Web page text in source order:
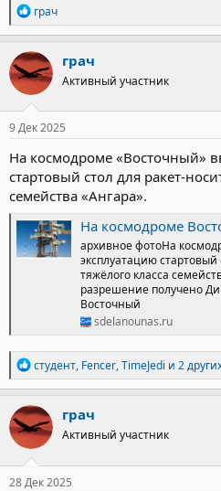
Р
е
а
к
ц
и
и
:
грач
грач
Активный участник
9 Дек 2025
На космодроме «Восточный»
стартовый стол для ракет-
семейства «Ангара».
На космодроме Восточный введен в эксплуатацию второй
архивное фотоНа
эксплуатацию стартовый
тяжёлого класса
разрешение получено
Восточный
sdelanounas.ru
Р
е
а
к
ц
и
и
:
студент, Fencer,TimeJedi и 2
грач
Активный участник
28 Дек 2025